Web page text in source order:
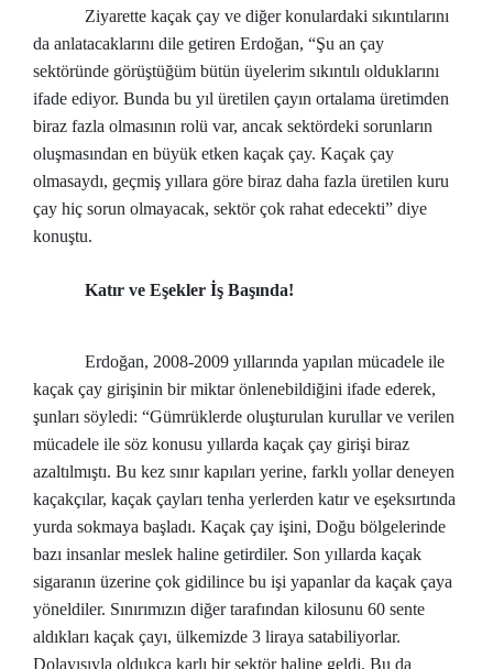
Ziyarette kaçak çay ve diğer konulardaki sıkıntılarını
da anlatacaklarını dile getiren Erdoğan, “Şu an çay
sektöründe görüştüğüm bütün üyelerim sıkıntılı olduklarını
ifade ediyor. Bunda bu yıl üretilen çayın ortalama üretimden
biraz fazla olmasının rolü var, ancak sektördeki sorunların
oluşmasından en büyük etken kaçak çay. Kaçak çay
olmasaydı, geçmiş yıllara göre biraz daha fazla üretilen kuru
çay hiç sorun olmayacak, sektör çok rahat edecekti” diye
konuştu.
Katır ve Eşekler İş Başında!
Erdoğan, 2008-2009 yıllarında yapılan mücadele ile
kaçak çay girişinin bir miktar önlenebildiğini ifade ederek,
şunları söyledi: “Gümrüklerde oluşturulan kurullar ve verilen
mücadele ile söz konusu yıllarda kaçak çay girişi biraz
azaltılmıştı. Bu kez sınır kapıları yerine, farklı yollar deneyen
kaçakçılar, kaçak çayları tenha yerlerden katır ve eşeksırtında
yurda sokmaya başladı. Kaçak çay işini, Doğu bölgelerinde
bazı insanlar meslek haline getirdiler. Son yıllarda kaçak
sigaranın üzerine çok gidilince bu işi yapanlar da kaçak çaya
yöneldiler. Sınırımızın diğer tarafından kilosunu 60 sente
aldıkları kaçak çayı, ülkemizde 3 liraya satabiliyorlar.
Dolayısıyla oldukça karlı bir sektör haline geldi. Bu da